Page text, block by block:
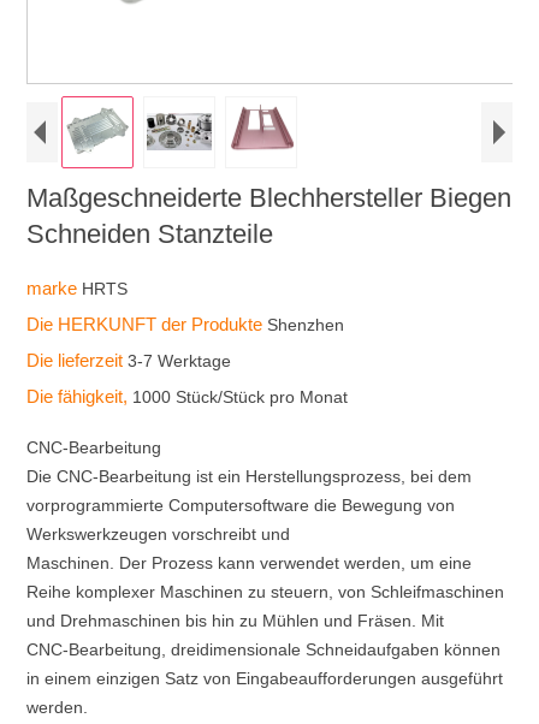
Maßgeschneiderte Blechhersteller Biegen
Schneiden Stanzteile
marke HRTS
Die HERKUNFT der Produkte Shenzhen
Die lieferzeit3-7 Werktage
Die fähigkeit, 1000 Stück/Stück pro Monat
CNC-Bearbeitung
Die CNC-Bearbeitung ist ein Herstellungsprozess, bei dem
vorprogrammierte Computersoftware die Bewegung von
Werkswerkzeugen vorschreibt und
Maschinen. Der Prozess kann verwendet werden, um eine
Reihe komplexer Maschinen zu steuern, von Schleifmaschinen
und Drehmaschinen bis hin zu Mühlen und Fräsen. Mit
CNC-Bearbeitung, dreidimensionale Schneidaufgaben können
in einem einzigen Satz von Eingabeaufforderungen ausgeführt
werden.